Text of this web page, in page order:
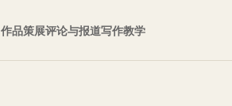
作品策展评论与报道写作教学